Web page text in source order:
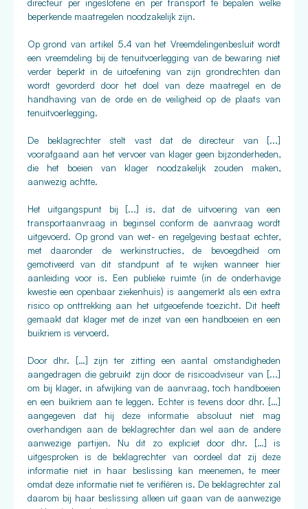
directeur per ingeslotene en per transport te bepalen welke
beperkende maatregelen noodzakelijk zijn.
Op grond van artikel 5.4 van het Vreemdelingenbesluit wordt
een vreemdeling bij de tenuitvoerlegging van de bewaring niet
verder beperkt in de uitoefening van zijn grondrechten dan
wordt gevorderd door het doel van deze maatregel en de
handhaving van de orde en de veiligheid op de plaats van
tenuitvoerlegging.
De beklagrechter stelt vast dat de directeur van [...]
voorafgaand aan het vervoer van klager geen bijzonderheden,
die het boeien van klager noodzakelijk zouden maken,
aanwezig achtte.
Het uitgangspunt bij [...] is, dat de uitvoering van een
transportaanvraag in beginsel conform de aanvraag wordt
uitgevoerd. Op grond van wet- en regelgeving bestaat echter,
met daaronder de werkinstructies, de bevoegdheid om
gemotiveerd van dit standpunt af te wijken wanneer hier
aanleiding voor is. Een publieke ruimte (in de onderhavige
kwestie een openbaar ziekenhuis) is aangemerkt als een extra
risico op onttrekking aan het uitgeoefende toezicht. Dit heeft
gemaakt dat klager met de inzet van een handboeien en een
buikriem is vervoerd.
Door dhr. […] zijn ter zitting een aantal omstandigheden
aangedragen die gebruikt zijn door de risicoadviseur van [...]
om bij klager, in afwijking van de aanvraag, toch handboeien
en een buikriem aan te leggen. Echter is tevens door dhr. […]
aangegeven dat hij deze informatie absoluut niet mag
overhandigen aan de beklagrechter dan wel aan de andere
aanwezige partijen. Nu dit zo expliciet door dhr. […] is
uitgesproken is de beklagrechter van oordeel dat zij deze
informatie niet in haar beslissing kan meenemen, te meer
omdat deze informatie niet te verifiëren is. De beklagrechter zal
daarom bij haar beslissing alleen uit gaan van de aanwezige